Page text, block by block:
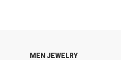
MEN JEWELRY